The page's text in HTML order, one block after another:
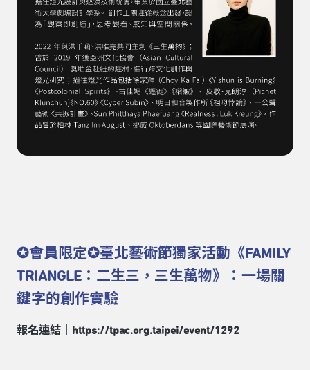
✪會員限定✪臺北藝術節獨家活動《FAMILY
TRIANGLE：二生三，三生萬物》：一場關
鍵字的創作實驗
報名連結｜ https://tpac.org.taipei/event/1292